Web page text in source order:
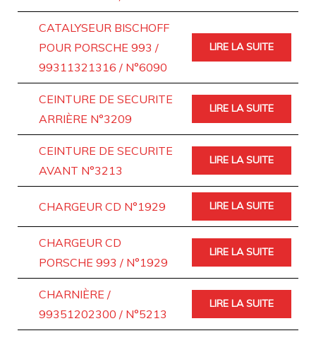
CATALYSEUR BISCHOFF
POUR PORSCHE 993 /
99311321316 / N°6090
LIRE LA SUITE
CEINTURE DE SECURITE
ARRIÈRE N°3209
LIRE LA SUITE
CEINTURE DE SECURITE
AVANT N°3213
LIRE LA SUITE
CHARGEUR CD N°1929 LIRE LA SUITE
CHARGEUR CD
PORSCHE 993 / N°1929
LIRE LA SUITE
CHARNIÈRE /
99351202300 / N°5213
LIRE LA SUITE